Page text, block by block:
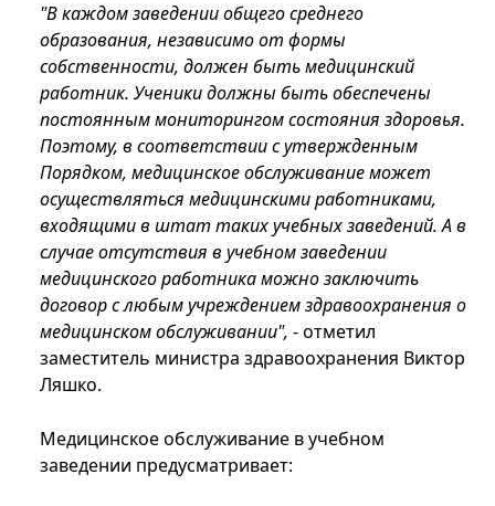
"В каждом заведении общего среднего
образования, независимо от формы
собственности, должен быть медицинский
работник. Ученики должны быть обеспечены
постоянным мониторингом состояния здоровья.
Поэтому, в соответствии с утвержденным
Порядком, медицинское обслуживание может
осуществляться медицинскими работниками,
входящими в штат таких учебных заведений. А в
случае отсутствия в учебном заведении
медицинского работника можно заключить
договор с любым учреждением здравоохранения о
медицинском обслуживании", - отметил
заместитель министра здравоохранения Виктор
Ляшко.
Медицинское обслуживание в учебном
заведении предусматривает: